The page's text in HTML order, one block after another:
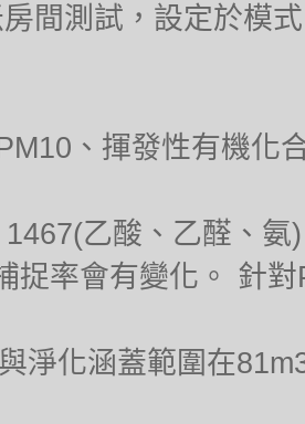
間測試，設定於模
、揮發性有機化
乙酸、乙醛、
捉率會有變化。 針
淨化涵蓋範圍在